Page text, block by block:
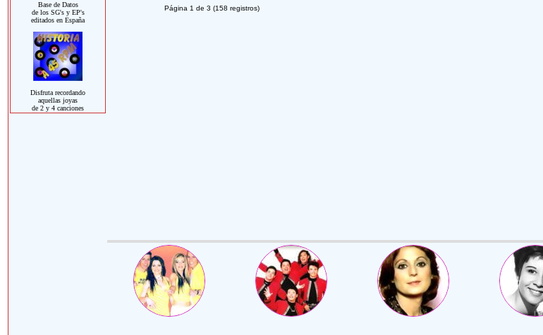
Base de Datos
de los SG's y EP's
editados en España
Disfruta recordando
aquellas joyas
de 2 y 4 canciones
Página 1 de 3 (158 registros)